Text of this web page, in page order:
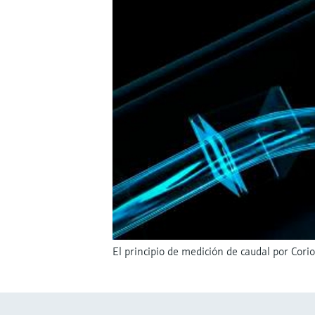
El principio de medición de caudal por